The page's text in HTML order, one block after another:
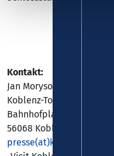
Kontakt:
Jan Moryson
Koblenz-Touristik GmbH
Bahnhofplatz 7
56068 Koblenz
presse(at)koblenz-